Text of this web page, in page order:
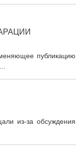
публикацию
из-за обсуждения